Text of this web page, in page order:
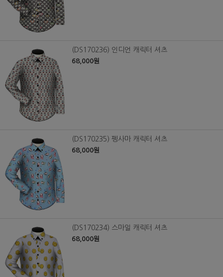
(DS170236) 인디언 캐릭터 셔츠
68,000원
(DS170235) 펭사마 캐릭터 셔츠
68,000원
(DS170234) 스마일 캐릭터 셔츠
68,000원